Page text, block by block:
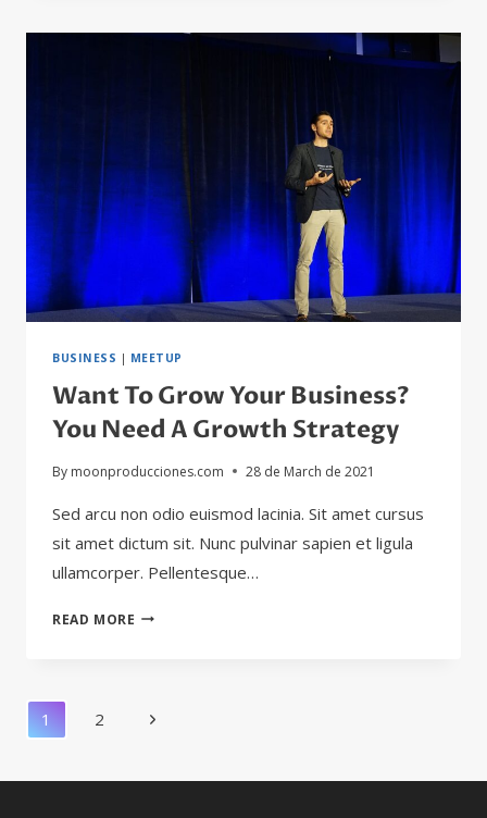
SUCCESSFULLY
BUSINESS | MEETUP
Want To Grow Your Business?
You Need A Growth Strategy
By moonproducciones.com 28 de March de 2021
Sed arcu non odio euismod lacinia. Sit amet cursus
sit amet dictum sit. Nunc pulvinar sapien et ligula
ullamcorper. Pellentesque…
READ MORE WANT
YOU
Page
1 2
Next